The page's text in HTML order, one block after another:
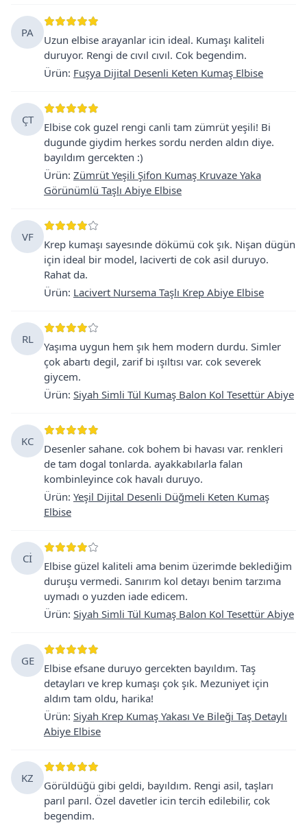
PA
Uzun elbise arayanlar icin ideal. Kumaşı kaliteli
duruyor. Rengi de cıvıl cıvıl. Cok begendim.
Ürün: Fuşya Dijital Desenli Keten Kumaş Elbise
ÇT
Elbise cok guzel rengi canli tam zümrüt yeşili! Bi
dugunde giydim herkes sordu nerden aldın diye.
bayıldım gercekten :)
Ürün: Zümrüt Yeşili Şifon Kumaş Kruvaze Yaka
Görünümlü Taşlı Abiye Elbise
VF
Krep kumaşı sayesınde dökümü cok şık. Nişan dügün
için ideal bir model, laciverti de cok asil duruyo.
Rahat da.
Ürün: Lacivert Nursema Taşlı Krep Abiye Elbise
RL
Yaşıma uygun hem şık hem modern durdu. Simler
çok abartı degil, zarif bi ışıltısı var. cok severek
giycem.
Ürün: Siyah Simli Tül Kumaş Balon Kol Tesettür Abiye
KC
Desenler sahane. cok bohem bi havası var. renkleri
de tam dogal tonlarda. ayakkabılarla falan
kombinleyince cok havalı duruyo.
Ürün: Yeşil Dijital Desenli Düğmeli Keten Kumaş
Elbise
Cİ
Elbise güzel kaliteli ama benim üzerimde beklediğim
duruşu vermedi. Sanırım kol detayı benim tarzıma
uymadı o yuzden iade edicem.
Ürün: Siyah Simli Tül Kumaş Balon Kol Tesettür Abiye
GE
Elbise efsane duruyo gercekten bayıldım. Taş
detayları ve krep kumaşı çok şık. Mezuniyet için
aldım tam oldu, harika!
Ürün: Siyah Krep Kumaş Yakası Ve Bileği Taş Detaylı
Abiye Elbise
KZ
Görüldüğü gibi geldi, bayıldım. Rengi asil, taşları
parıl parıl. Özel davetler icin tercih edilebilir, cok
begendim.